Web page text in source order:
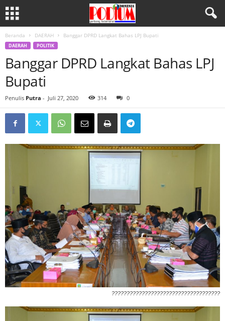
Beranda DAERAH Banggar DPRD Langkat Bahas LPJ Bupati
DAERAH POLITIK
Banggar DPRD Langkat Bahas LPJ
Bupati
Penulis Putra - Juli 27, 2020 314 0
????????????????????????????????????